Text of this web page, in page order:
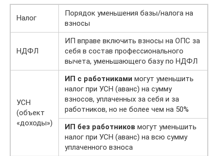
Налог
Порядок уменьшения базы/налога на
взносы
НДФЛ
ИП вправе включить взносы на ОПС за
себя в состав профессионального
вычета, уменьшающего базу по НДФЛ
УСН
(объект
«доходы»)
ИП с работниками могут уменьшить
налог при УСН (аванс) на сумму
взносов, уплаченных за себя и за
работников, но не более чем на 50%
ИП без работников могут уменьшить
налог при УСН (аванс) на всю сумму
уплаченного взноса